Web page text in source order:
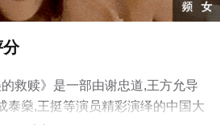
分
救赎》是一部由谢忠道,王方允导
泰燊,王挺等演员精彩演绎的中国大